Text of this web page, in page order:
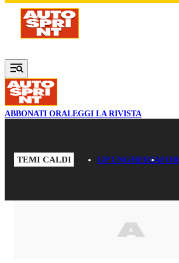
Vai al contenuto principale
ABBONATI ORALEGGI LA RIVISTA
TEMI CALDI GP UNGHERIA